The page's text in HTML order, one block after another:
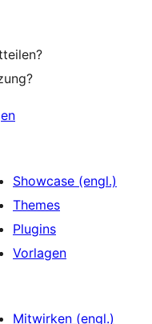
Showcase (engl.)
Themes
Plugins
Vorlagen
Mitwirken (engl.)